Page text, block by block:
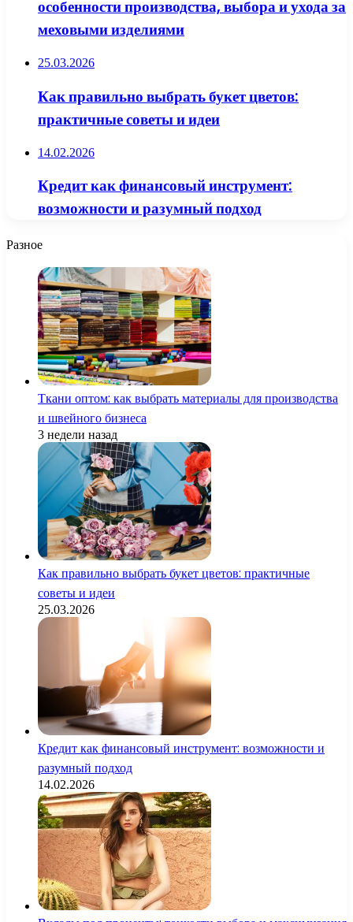
особенности производства, выбора и ухода за
меховыми изделиями
25.03.2026
Как правильно выбрать букет цветов:
практичные советы и идеи
14.02.2026
Кредит как финансовый инструмент:
возможности и разумный подход
Разное
Ткани оптом: как выбрать материалы для производства
и швейного бизнеса
3 недели назад
Как правильно выбрать букет цветов: практичные
советы и идеи
25.03.2026
Кредит как финансовый инструмент: возможности и
разумный подход
14.02.2026